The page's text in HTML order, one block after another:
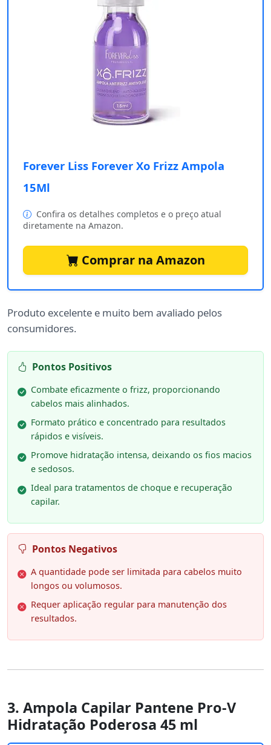
Forever Liss Forever Xo Frizz Ampola
15Ml
Confira os detalhes completos e o preço atual
diretamente na Amazon.
Comprar na Amazon
Produto excelente e muito bem avaliado pelos
consumidores.
Pontos Positivos
Combate eficazmente o frizz, proporcionando
cabelos mais alinhados.
Formato prático e concentrado para resultados
rápidos e visíveis.
Promove hidratação intensa, deixando os fios macios
e sedosos.
Ideal para tratamentos de choque e recuperação
capilar.
Pontos Negativos
A quantidade pode ser limitada para cabelos muito
longos ou volumosos.
Requer aplicação regular para manutenção dos
resultados.
3. Ampola Capilar Pantene Pro-V
Hidratação Poderosa 45 ml